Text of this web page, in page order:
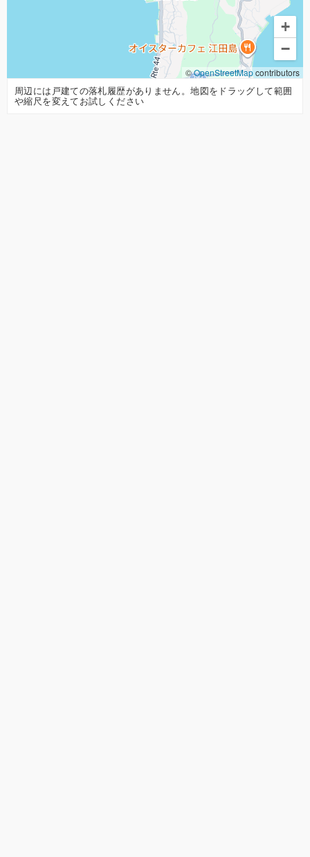
+
−
©OpenStreetMapcontributors
周辺には戸建ての落札履歴がありません。地図をドラッグして範囲
や縮尺を変えてお試しください